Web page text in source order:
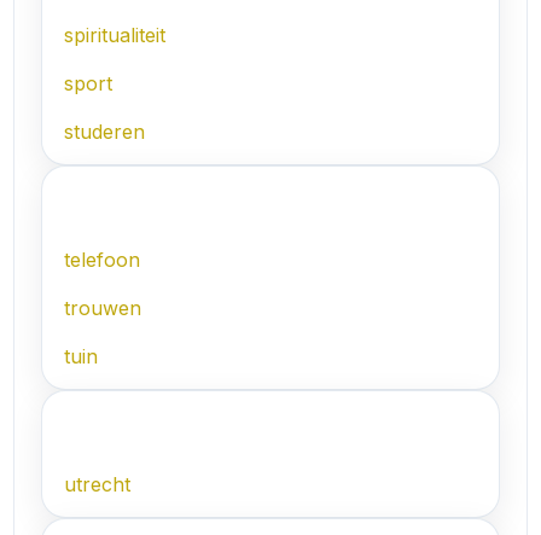
spiritualiteit
sport
studeren
telefoon
trouwen
tuin
utrecht